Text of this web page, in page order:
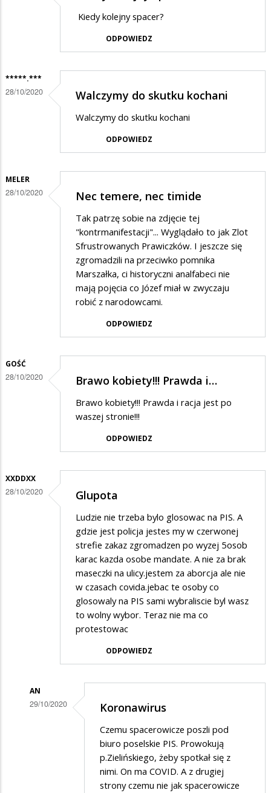
Kiedy kolejny spacer?
ODPOWIEDZ
*****.***
28/10/2020 Walczymy do skutku kochani
Walczymy do skutku kochani
ODPOWIEDZ
MELER
28/10/2020 Nec temere, nec timide
Tak patrzę sobie na zdjęcie tej
"kontrmanifestacji"... Wyglądało to jak Zlot
Sfrustrowanych Prawiczków. I jeszcze się
zgromadzili na przeciwko pomnika
Marszałka, ci historyczni analfabeci nie
mają pojęcia co Józef miał w zwyczaju
robić z narodowcami.
ODPOWIEDZ
GOŚĆ
28/10/2020 Brawo kobiety!!! Prawda i…
Brawo kobiety!!! Prawda i racja jest po
waszej stronie!!!
ODPOWIEDZ
XXDDXX
28/10/2020 Glupota
Ludzie nie trzeba bylo glosowac na PIS. A
gdzie jest policja jestes my w czerwonej
strefie zakaz zgromadzen po wyzej 5osob
karac kazda osobe mandate. A nie za brak
maseczki na ulicy.jestem za aborcja ale nie
w czasach covida.jebac te osoby co
glosowaly na PIS sami wybraliscie byl wasz
to wolny wybor. Teraz nie ma co
protestowac
ODPOWIEDZ
AN
29/10/2020 Koronawirus
Czemu spacerowicze poszli pod
biuro poselskie PIS. Prowokują
p.Zielińskiego, żeby spotkał się z
nimi. On ma COVID. A z drugiej
strony czemu nie jak spacerowicze